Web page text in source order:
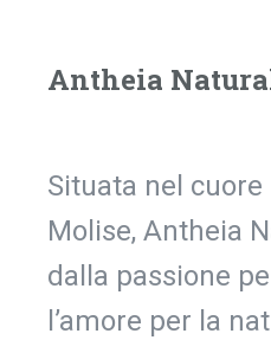
Antheia
Situata nel cuore
Molise, Antheia
dalla passione
l’amore per la